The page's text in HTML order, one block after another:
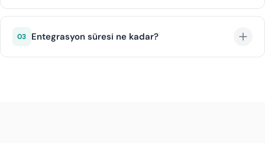
Evet, belirli şube çiftleri arasında tek yön kiralama
sırasında gösterilir.
03 Entegrasyon süresi ne kadar?